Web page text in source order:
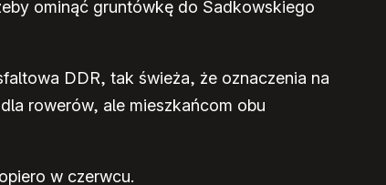
ominąć gruntówkę do Sadkowskiego
DDR, tak świeża, że oznaczenia na
rowerów, ale mieszkańcom obu
w czerwcu.